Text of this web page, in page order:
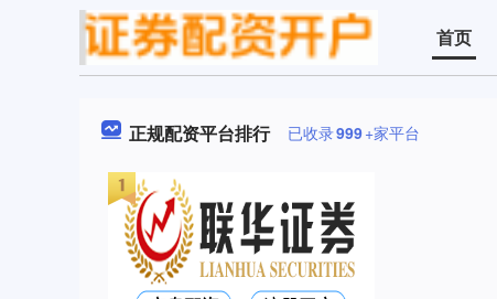
首页
正规配资平台排行 已收录999+家平台